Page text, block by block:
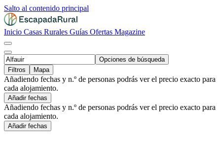
Salto al contenido principal
Inicio Casas Rurales Guías Ofertas Magazine
Opciones de búsqueda
Filtros
Mapa
Añadiendo fechas y n.º de personas podrás ver el precio exacto para
cada alojamiento.
Añadir fechas
Añadiendo fechas y n.º de personas podrás ver el precio exacto para
cada alojamiento.
Añadir fechas